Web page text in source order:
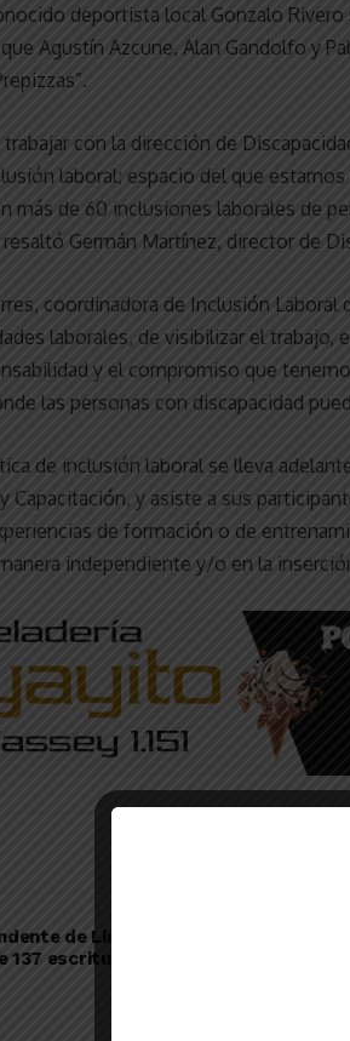
deportista local Gonzalo
Agustín Azcune, Alan Gandolfo y
con la dirección de
laboral; espacio del que
de 60 inclusiones laborales de
Germán Martínez, director de
coordinadora de Inclusión Laboral
laborales, de visibilizar el trabajo,
y el compromiso que
las personas con discapacidad
de inclusión laboral se lleva
Capacitación, y asiste a sus
de formación o de
independiente y/o en la
de Lincoln encabezará
137 escrituras